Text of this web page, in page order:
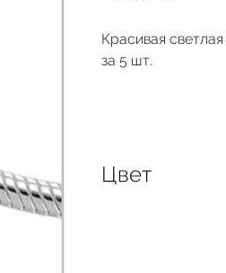
Красивая
за 5 шт.
Цвет